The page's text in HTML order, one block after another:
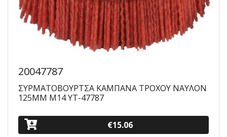
20047787
ΣΥΡΜΑΤΟΒΟΥΡΤΣΑ ΚΑΜΠΑΝΑ ΤΡΟΧΟΥ ΝΑΥΛΟΝ
125ΜΜ Μ14 YT-47787
€15.06